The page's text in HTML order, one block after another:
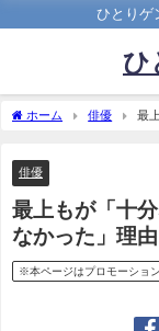
ひとりゲ
ひ
ホーム 俳優
最
俳優
最上もが「十
なかった」理
※本ページはプロモーショ